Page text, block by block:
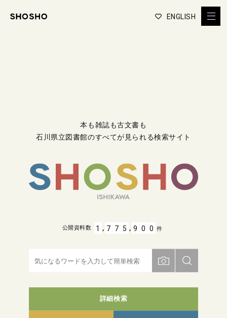
ENGLISH
本も雑誌も古文書も
石川県立図書館のすべてが見られる検索サイト
詳細検索
公開資料数 1 , 7 7 5 , 9 0 0 件